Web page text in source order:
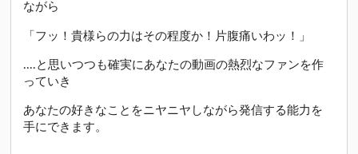
ながら
「フッ！貴様らの力はその程度か！片腹痛いわッ！」
....と思いつつも確実にあなたの動画の熱烈なファンを作
っていき
あなたの好きなことをニヤニヤしながら発信する能力を
手にできます。